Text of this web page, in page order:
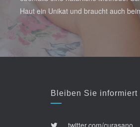
Haut ein Unikat und braucht auch
Bleiben Sie informiert
twitter.com/curasano